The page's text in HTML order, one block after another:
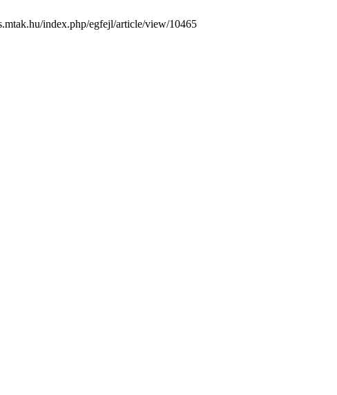
index.php/egfejl/article/view/10465